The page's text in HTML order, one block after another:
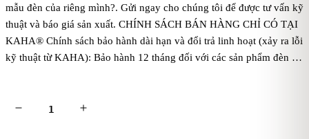
mẫu đèn của riêng mình?. Gửi ngay cho chúng tôi để được tư vấn kỹ
thuật và báo giá sản xuất. CHÍNH SÁCH BÁN HÀNG CHỈ CÓ TẠI
KAHA® Chính sách bảo hành dài hạn và đổi trả linh hoạt (xảy ra lỗi
kỹ thuật từ KAHA): Bảo hành 12 tháng đối với các sản phẩm đèn sắt
sản xuất theo yêu cầu riêng của khách hàng. KAHA sẽ tư vấn và hỗ